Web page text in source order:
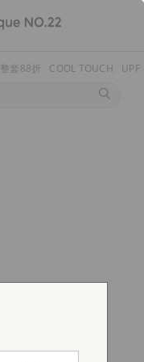
整套88折 COOL TOUCH